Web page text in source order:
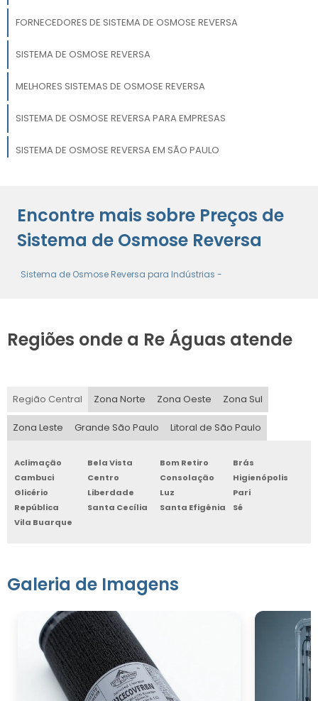
FORNECEDORES DE SISTEMA DE OSMOSE REVERSA
SISTEMA DE OSMOSE REVERSA
MELHORES SISTEMAS DE OSMOSE REVERSA
SISTEMA DE OSMOSE REVERSA PARA EMPRESAS
SISTEMA DE OSMOSE REVERSA EM SÃO PAULO
SISTEMA DE OSMOSE REVERSA PARA RESIDÊNCIA
Encontre mais sobre Preços de
Sistema de Osmose Reversa
Sistema de Osmose Reversa para Indústrias -
Regiões onde a Re Águas atende
Região Central Zona Norte Zona Oeste Zona Sul
Zona Leste Grande São Paulo Litoral de São Paulo
Aclimação Bela Vista Bom Retiro
Brás
Cambuci
Centro Consolação
Higienópolis
Glicério
Liberdade Luz
Pari
República
Santa Cecília Santa Efigênia
Sé
Vila Buarque
Galeria de Imagens